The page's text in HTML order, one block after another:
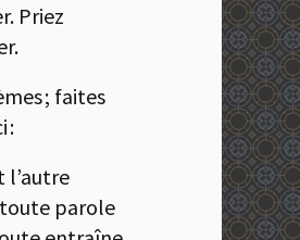
Priez
; faites
:
l’autre
toute parole